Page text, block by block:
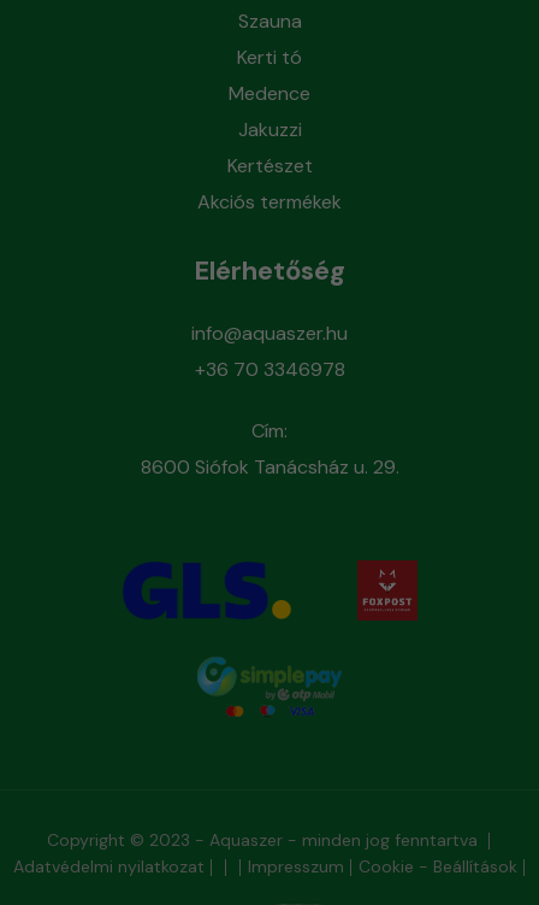
Szauna
Kerti tó
Medence
Jakuzzi
Kertészet
Akciós termékek
Elérhetőség
info@aquaszer.hu
+36 70 3346978
Cím:
8600 Siófok Tanácsház u. 29.
Copyright © 2023 - Aquaszer - minden jog fenntartva
Adatvédelmi nyilatkozat
Impresszum Cookie - Beállítások